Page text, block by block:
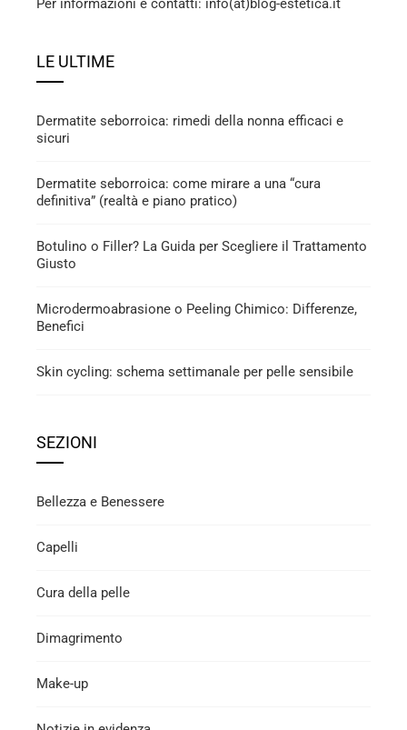
Per informazioni e contatti: info(at)blog-estetica.it
LE ULTIME
Dermatite seborroica: rimedi della nonna efficaci e
sicuri
Dermatite seborroica: come mirare a una “cura
definitiva” (realtà e piano pratico)
Botulino o Filler? La Guida per Scegliere il Trattamento
Giusto
Microdermoabrasione o Peeling Chimico: Differenze,
Benefici
Skin cycling: schema settimanale per pelle sensibile
SEZIONI
Bellezza e Benessere
Capelli
Cura della pelle
Dimagrimento
Make-up